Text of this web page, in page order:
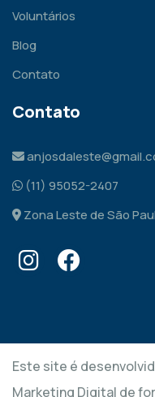
Voluntários
Blog
Contato
Contato
(11) 95052-2407
Zona Leste de São
Este site é
Marketing Digital de